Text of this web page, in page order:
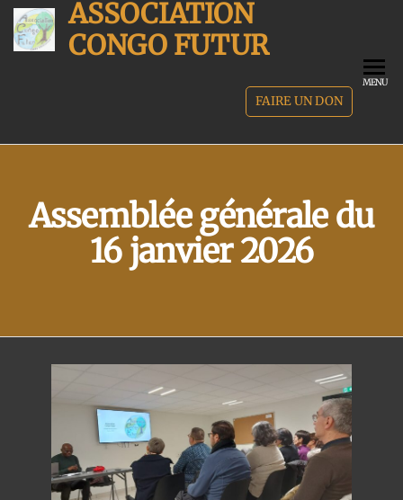
Skip
the
ASSOCIATION
CONGO FUTUR
FAIRE UN DON
MENU
Assemblée générale du
16 janvier 2026